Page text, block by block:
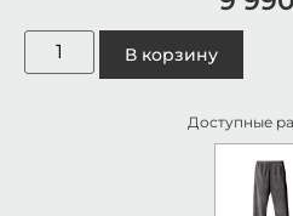
В корзину
Доступные